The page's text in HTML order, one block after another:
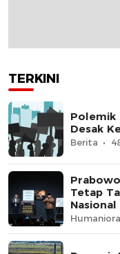
TERKINI
Polemik
Desak
Berita
Tetap
Nasional
Humaniora